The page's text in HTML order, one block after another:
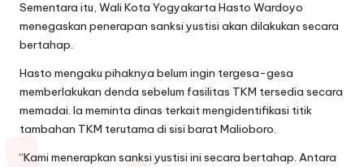
Sementara itu, Wali Kota Yogyakarta Hasto Wardoyo
menegaskan penerapan sanksi yustisi akan dilakukan secara
bertahap.
Hasto mengaku pihaknya belum ingin tergesa-gesa
memberlakukan denda sebelum fasilitas TKM tersedia secara
memadai. Ia meminta dinas terkait mengidentifikasi titik
tambahan TKM terutama di sisi barat Malioboro.
“Kami menerapkan sanksi yustisi ini secara bertahap. Antara